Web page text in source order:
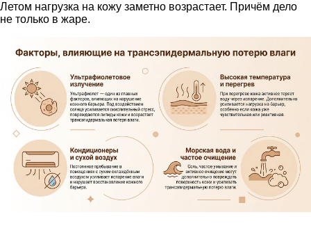
Летом нагрузка на кожу заметно возрастает. Причём дело
не только в жаре.